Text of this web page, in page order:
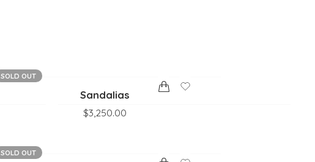
SOLD OUT
Sandalias
$3,250.00
SOLD OUT